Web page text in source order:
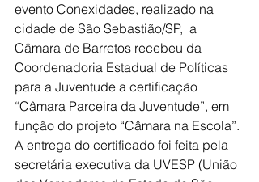
evento Conexidades, realizado na
cidade de São Sebastião/SP,  a
Câmara de Barretos recebeu da
Coordenadoria Estadual de Políticas
para a Juventude a certificação
“Câmara Parceira da Juventude”, em
função do projeto “Câmara na Escola”.
A entrega do certificado foi feita pela
secretária executiva da UVESP (União